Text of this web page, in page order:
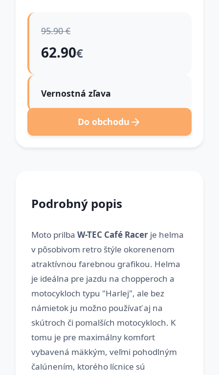
95.90 €
62.90€
Vernostná zľava
Do obchodu
Podrobný popis
Moto prilba W-TEC Café Racer je helma
v pôsobivom retro štýle okorenenom
atraktívnou farebnou grafikou. Helma
je ideálna pre jazdu na chopperoch a
motocykloch typu "Harlej", ale bez
námietok ju možno používať aj na
skútroch či pomalších motocykloch. K
tomu je pre maximálny komfort
vybavená mäkkým, veľmi pohodlným
čalúnením, ktorého lícnice sú